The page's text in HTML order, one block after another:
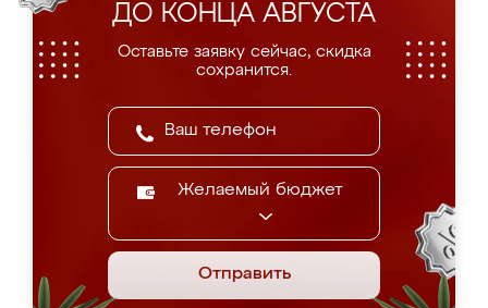
ДО КОНЦА АВГУСТА
Оставьте заявку сейчас, скидка
сохранится.
Желаемый бюджет
Отправить